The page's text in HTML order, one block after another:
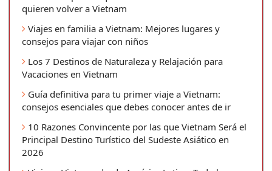
quieren volver a Vietnam
Viajes en familia a Vietnam: Mejores lugares y
consejos para viajar con niños
Los 7 Destinos de Naturaleza y Relajación para
Vacaciones en Vietnam
Guía definitiva para tu primer viaje a Vietnam:
consejos esenciales que debes conocer antes de ir
10 Razones Convincente por las que Vietnam Será el
Principal Destino Turístico del Sudeste Asiático en
2026